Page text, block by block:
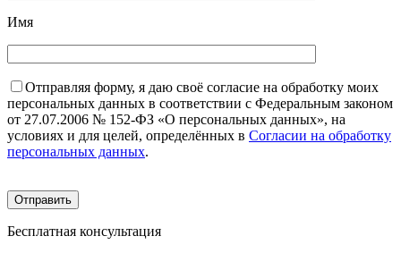
Имя
Отправляя форму, я даю своё согласие на обработку моих
персональных данных в соответствии с Федеральным законом
от 27.07.2006 № 152-ФЗ «О персональных данных», на
условиях и для целей, определённых в Согласии на обработку
персональных данных.
Бесплатная консультация